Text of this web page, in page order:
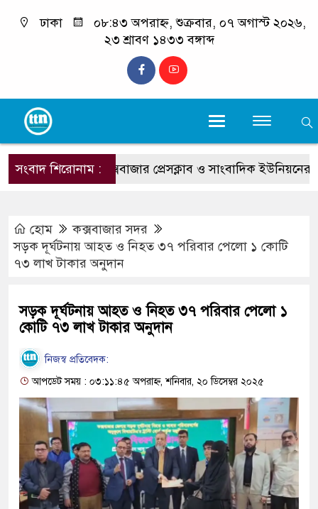
ঢাকা
০৮:৪৩ অপরাহ্ন, শুক্রবার, ০৭ অগাস্ট ২০২৬,
২৩ শ্রাবণ ১৪৩৩ বঙ্গাব্দ
সংবাদ শিরোনাম :কক্সবাজার প্রেসক্লাব ও সাংবাদিক ইউনিয়নের উদ্যোগে
হোম
কক্সবাজার সদর
সড়ক দূর্ঘটনায় আহত ও নিহত ৩৭ পরিবার পেলো ১ কোটি
৭৩ লাখ টাকার অনুদান
সড়ক দূর্ঘটনায় আহত ও নিহত ৩৭ পরিবার পেলো ১
কোটি ৭৩ লাখ টাকার অনুদান
নিজস্ব প্রতিবেদক:
আপডেট সময় : ০৩:১১:৪৫ অপরাহ্ন, শনিবার, ২০ ডিসেম্বর ২০২৫